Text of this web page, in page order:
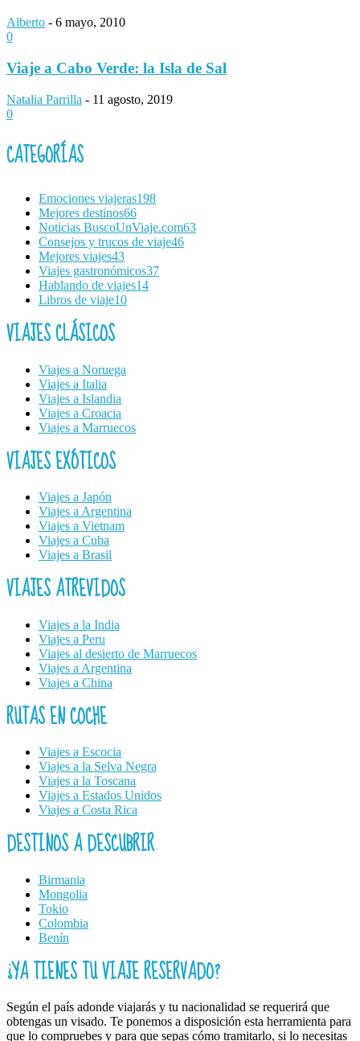
Alberto - 6 mayo, 2010
0
Viaje a Cabo Verde: la Isla de Sal
Natalia Parrilla - 11 agosto, 2019
0
CATEGORÍAS
Emociones viajeras198
Mejores destinos66
Noticias BuscoUnViaje.com63
Consejos y trucos de viaje46
Mejores viajes43
Viajes gastronómicos37
Hablando de viajes14
Libros de viaje10
VIAJES CLÁSICOS
Viajes a Noruega
Viajes a Italia
Viajes a Islandia
Viajes a Croacia
Viajes a Marruecos
VIAJES EXÓTICOS
Viajes a Japón
Viajes a Argentina
Viajes a Vietnam
Viajes a Cuba
Viajes a Brasil
VIAJES ATREVIDOS
Viajes a la India
Viajes a Peru
Viajes al desierto de Marruecos
Viajes a Argentina
Viajes a China
RUTAS EN COCHE
Viajes a Escocia
Viajes a la Selva Negra
Viajes a la Toscana
Viajes a Estados Unidos
Viajes a Costa Rica
DESTINOS A DESCUBRIR
Birmania
Mongolia
Tokio
Colombia
Benín
¿YA TIENES TU VIAJE RESERVADO?
Según el país adonde viajarás y tu nacionalidad se requerirá que
obtengas un visado. Te ponemos a disposición esta herramienta para
que lo compruebes y para que sepas cómo tramitarlo, si lo necesitas